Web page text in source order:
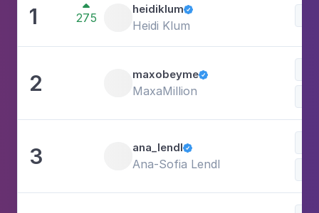
1 
275
heidiklum
Heidi Klum
2 maxobeyme
MaxaMillion
3 ana_lendl
Ana-Sofia Lendl